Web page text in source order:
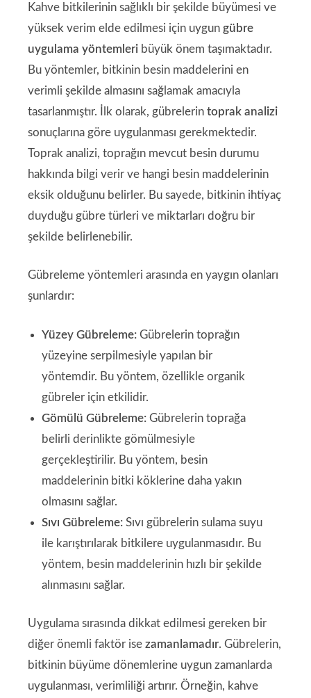
Kahve bitkilerinin sağlıklı bir şekilde büyümesi ve
yüksek verim elde edilmesi için uygun gübre
uygulama yöntemleri büyük önem taşımaktadır.
Bu yöntemler, bitkinin besin maddelerini en
verimli şekilde almasını sağlamak amacıyla
tasarlanmıştır. İlk olarak, gübrelerin toprak analizi
sonuçlarına göre uygulanması gerekmektedir.
Toprak analizi, toprağın mevcut besin durumu
hakkında bilgi verir ve hangi besin maddelerinin
eksik olduğunu belirler. Bu sayede, bitkinin ihtiyaç
duyduğu gübre türleri ve miktarları doğru bir
şekilde belirlenebilir.
Gübreleme yöntemleri arasında en yaygın olanları
şunlardır:
Yüzey Gübreleme: Gübrelerin toprağın
yüzeyine serpilmesiyle yapılan bir
yöntemdir. Bu yöntem, özellikle organik
gübreler için etkilidir.
Gömülü Gübreleme: Gübrelerin toprağa
belirli derinlikte gömülmesiyle
gerçekleştirilir. Bu yöntem, besin
maddelerinin bitki köklerine daha yakın
olmasını sağlar.
Sıvı Gübreleme: Sıvı gübrelerin sulama suyu
ile karıştırılarak bitkilere uygulanmasıdır. Bu
yöntem, besin maddelerinin hızlı bir şekilde
alınmasını sağlar.
Uygulama sırasında dikkat edilmesi gereken bir
diğer önemli faktör ise zamanlamadır. Gübrelerin,
bitkinin büyüme dönemlerine uygun zamanlarda
uygulanması, verimliliği artırır. Örneğin, kahve